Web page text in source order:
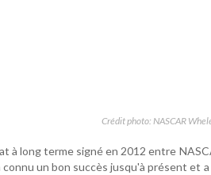
Crédit photo: NASCAR
à long terme signé en 2012 entre
connu un bon succès jusqu'à présent et